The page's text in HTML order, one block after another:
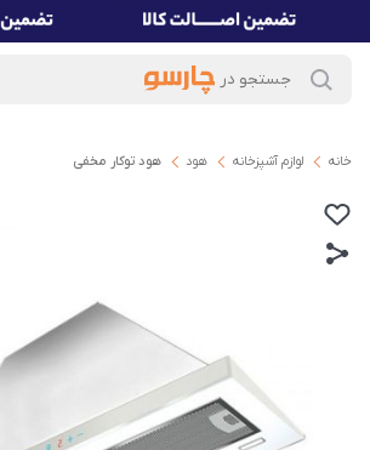
خانه لوازم آشپزخانه هود ھود توکار مخفی